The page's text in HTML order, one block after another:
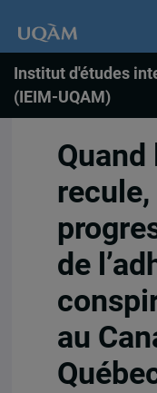
Institut d'études
(IEIM-UQAM)
de
au